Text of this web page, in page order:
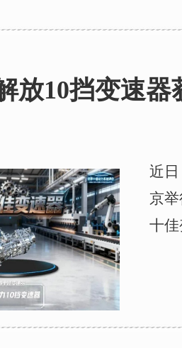
放10挡变速器
近
京
十